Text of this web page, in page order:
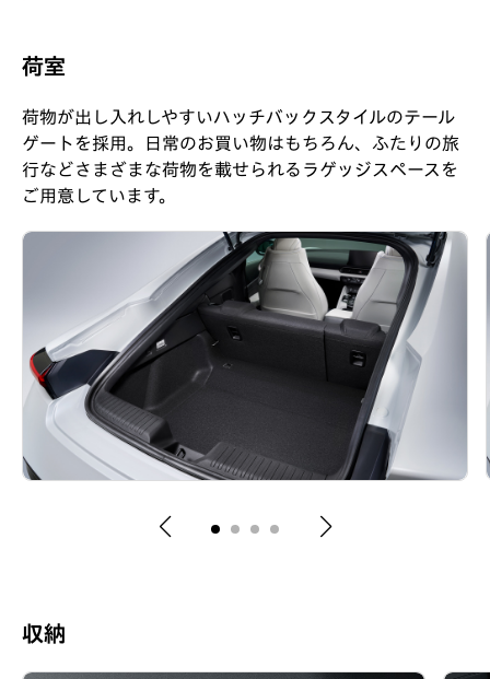
荷室
荷物が出し入れしやすいハッチバックスタイルのテール
ゲートを採用。日常のお買い物はもちろん、ふたりの旅
行などさまざまな荷物を載せられるラゲッジスペースを
ご用意しています。
収納